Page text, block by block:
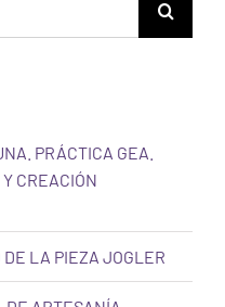
PRÁCTICA GEA.
CREACIÓN
DE LA PIEZA JOGLER